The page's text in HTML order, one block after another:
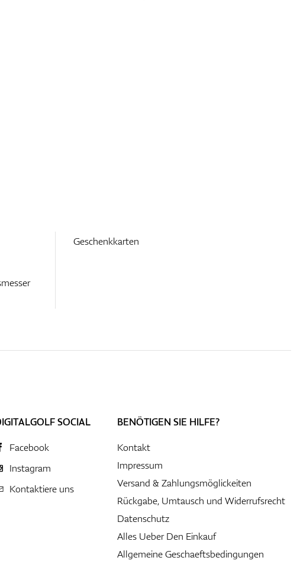
Geschenkkarten
SOCIAL
Facebook
Instagram
Kontaktiere uns
BENÖTIGEN SIE HILFE?
Kontakt
Impressum
Versand & Zahlungsmöglickeiten
Rückgabe, Umtausch und Widerrufsrecht
Datenschutz
Alles Ueber Den Einkauf
Allgemeine Geschaeftsbedingungen